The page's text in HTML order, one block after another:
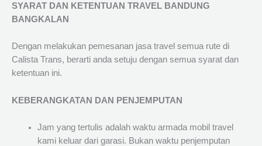
SYARAT DAN KETENTUAN TRAVEL BANDUNG
BANGKALAN
Dengan melakukan pemesanan jasa travel semua rute di
Calista Trans, berarti anda setuju dengan semua syarat dan
ketentuan ini.
KEBERANGKATAN DAN PENJEMPUTAN
Jam yang tertulis adalah waktu armada mobil travel
kami keluar dari garasi. Bukan waktu penjemputan